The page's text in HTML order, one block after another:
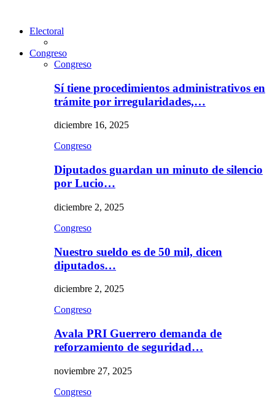
Electoral
Congreso
Congreso
Sí tiene procedimientos administrativos en
trámite por irregularidades,…
diciembre 16, 2025
Congreso
Diputados guardan un minuto de silencio
por Lucio…
diciembre 2, 2025
Congreso
Nuestro sueldo es de 50 mil, dicen
diputados…
diciembre 2, 2025
Congreso
Avala PRI Guerrero demanda de
reforzamiento de seguridad…
noviembre 27, 2025
Congreso